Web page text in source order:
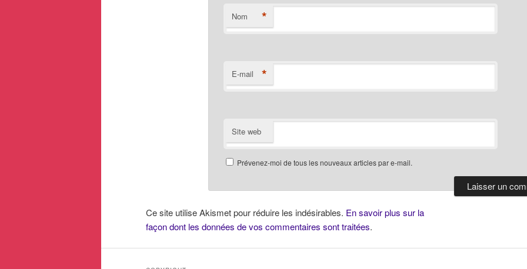
Nom *
E-mail *
Site web
Prévenez-moi de tous les nouveaux articles par e-mail.
Ce site utilise Akismet pour réduire les indésirables. En savoir plus sur la
façon dont les données de vos commentaires sont traitées.